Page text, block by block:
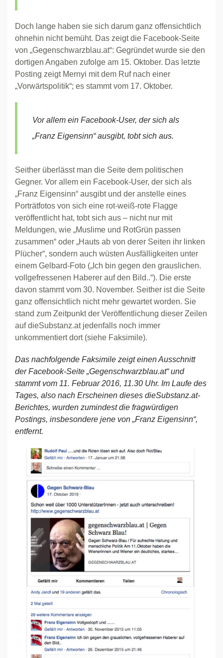
Doch lange haben sie sich darum ganz offensichtlich
ohnehin nicht bemüht. Das zeigt die Facebook-Seite
von „Gegenschwarzblau.at“: Gegründet wurde sie den
dortigen Angaben zufolge am 15. Oktober. Das letzte
Posting zeigt Mernyi mit dem Ruf nach einer
„Vorwärtspolitik“; es stammt vom 17. Oktober.
Vor allem ein Facebook-User, der sich als
„Franz Eigensinn“ ausgibt, tobt sich aus.
Seither überlässt man die Seite dem politischen
Gegner. Vor allem ein Facebook-User, der sich als
„Franz Eigensinn“ ausgibt und der anstelle eines
Porträtfotos von sich eine rot-weiß-rote Flagge
veröffentlicht hat, tobt sich aus – nicht nur mit
Meldungen, wie „Muslime und RotGrün passen
zusammen“ oder „Hauts ab von derer Seiten ihr linken
Plücher“, sondern auch wüsten Ausfälligkeiten unter
einem Gelbard-Foto („Ich bin gegen den grauslichen.
vollgefressenen Haberer auf den Bild..“). Die erste
davon stammt vom 30. November. Seither ist die Seite
ganz offensichtlich nicht mehr gewartet worden. Sie
stand zum Zeitpunkt der Veröffentlichung dieser Zeilen
auf dieSubstanz.at jedenfalls noch immer
unkommentiert dort (siehe Faksimile).
Das nachfolgende Faksimile zeigt einen Ausschnitt
der Facebook-Seite „Gegenschwarzblau.at“ und
stammt vom 11. Februar 2016, 11.30 Uhr. Im Laufe des
Tages, also nach Erscheinen dieses dieSubstanz.at-
Berichtes, wurden zumindest die fragwürdigen
Postings, insbesondere jene von „Franz Eigensinn“,
entfernt.